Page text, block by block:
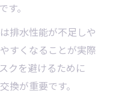
。
排水性能が不足しや
すくなることが実際
クを避けるために
換が重要です。